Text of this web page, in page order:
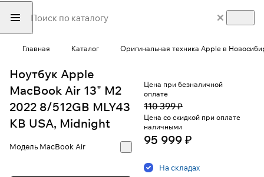
Главная Каталог Оригинальная техника Apple в
Ноутбук Apple
MacBook Air 13" M2
2022 8/512GB MLY43
KB USA, Midnight
МодельMacBook Air
Цена при безналичной
оплате
110 399 ₽
Цена со скидкой при оплате
наличными
95 999 ₽
На складах